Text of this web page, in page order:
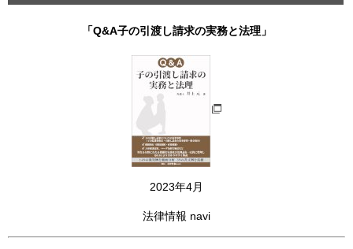
「Q&A子の引渡し請求の実務と法理」
2023年4月
法律情報 navi